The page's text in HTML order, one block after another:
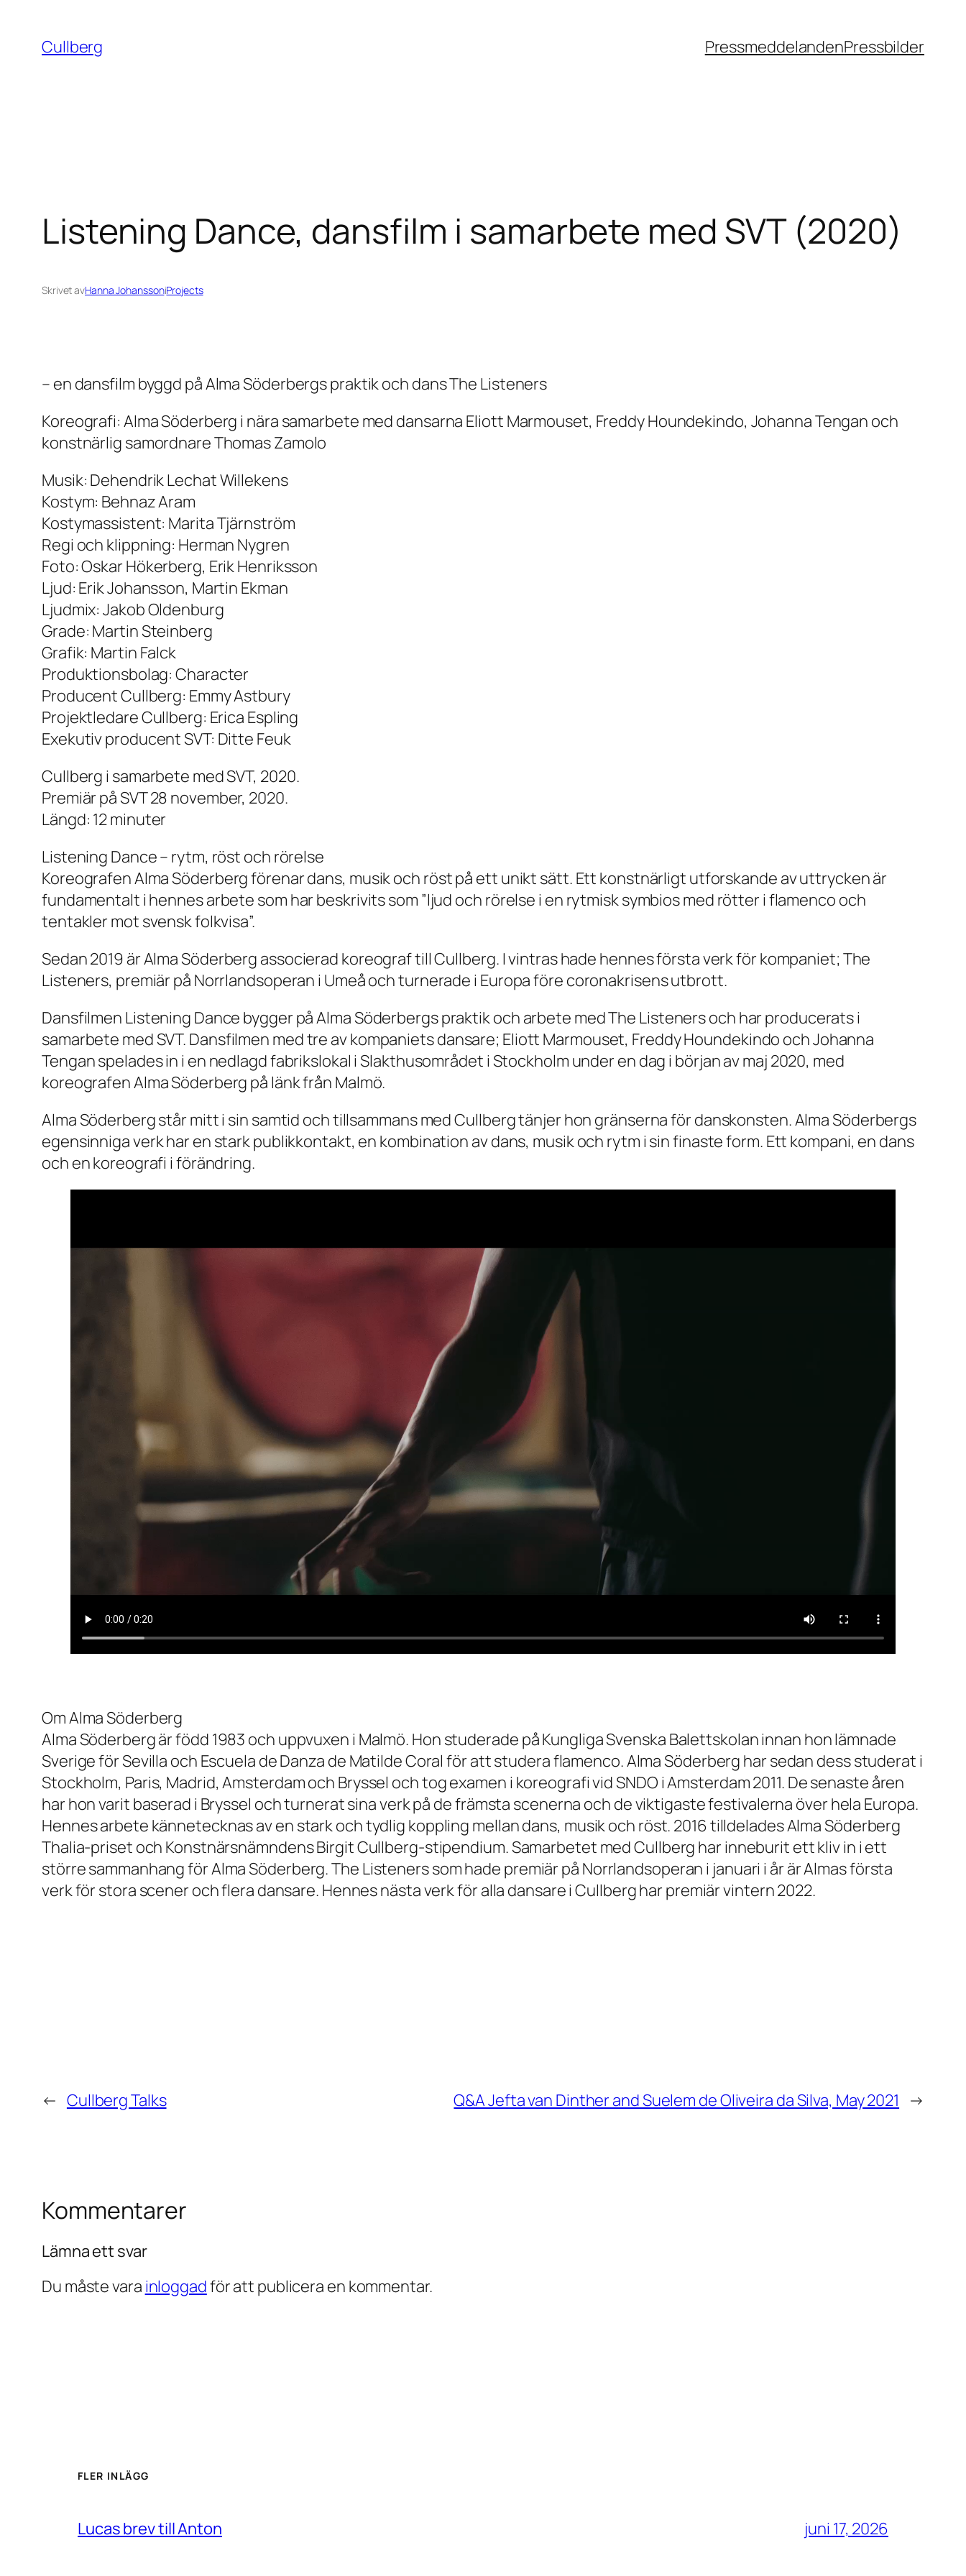
innehåll
Cullberg PressmeddelandenPressbilder
Listening Dance, dansfilm i samarbete med SVT (2020)
Skrivet avHanna JohanssoniProjects
– en dansfilm byggd på Alma Söderbergs praktik och dans The Listeners
Koreografi: Alma Söderberg i nära samarbete med dansarna Eliott Marmouset, Freddy Houndekindo, Johanna Tengan och
konstnärlig samordnare Thomas Zamolo
Musik: Dehendrik Lechat Willekens
Kostym: Behnaz Aram
Kostymassistent: Marita Tjärnström
Regi och klippning: Herman Nygren
Foto: Oskar Hökerberg, Erik Henriksson
Ljud: Erik Johansson, Martin Ekman
Ljudmix: Jakob Oldenburg
Grade: Martin Steinberg
Grafik: Martin Falck
Produktionsbolag: Character
Producent Cullberg: Emmy Astbury
Projektledare Cullberg: Erica Espling
Exekutiv producent SVT: Ditte Feuk
Cullberg i samarbete med SVT, 2020.
Premiär på SVT 28 november, 2020.
Längd: 12 minuter
Listening Dance – rytm, röst och rörelse
Koreografen Alma Söderberg förenar dans, musik och röst på ett unikt sätt. Ett konstnärligt utforskande av uttrycken är
fundamentalt i hennes arbete som har beskrivits som ”ljud och rörelse i en rytmisk symbios med rötter i flamenco och
tentakler mot svensk folkvisa”.
Sedan 2019 är Alma Söderberg associerad koreograf till Cullberg. I vintras hade hennes första verk för kompaniet; The
Listeners, premiär på Norrlandsoperan i Umeå och turnerade i Europa före coronakrisens utbrott.
Dansfilmen Listening Dance bygger på Alma Söderbergs praktik och arbete med The Listeners och har producerats i
samarbete med SVT. Dansfilmen med tre av kompaniets dansare; Eliott Marmouset, Freddy Houndekindo och Johanna
Tengan spelades in i en nedlagd fabrikslokal i Slakthusområdet i Stockholm under en dag i början av maj 2020, med
koreografen Alma Söderberg på länk från Malmö.
Alma Söderberg står mitt i sin samtid och tillsammans med Cullberg tänjer hon gränserna för danskonsten. Alma Söderbergs
egensinniga verk har en stark publikkontakt, en kombination av dans, musik och rytm i sin finaste form. Ett kompani, en dans
och en koreografi i förändring.
Om Alma Söderberg
Alma Söderberg är född 1983 och uppvuxen i Malmö. Hon studerade på Kungliga Svenska Balettskolan innan hon lämnade
Sverige för Sevilla och Escuela de Danza de Matilde Coral för att studera flamenco. Alma Söderberg har sedan dess studerat i
Stockholm, Paris, Madrid, Amsterdam och Bryssel och tog examen i koreografi vid SNDO i Amsterdam 2011. De senaste åren
har hon varit baserad i Bryssel och turnerat sina verk på de främsta scenerna och de viktigaste festivalerna över hela Europa.
Hennes arbete kännetecknas av en stark och tydlig koppling mellan dans, musik och röst. 2016 tilldelades Alma Söderberg
Thalia-priset och Konstnärsnämndens Birgit Cullberg-stipendium. Samarbetet med Cullberg har inneburit ett kliv in i ett
större sammanhang för Alma Söderberg. The Listeners som hade premiär på Norrlandsoperan i januari i år är Almas första
verk för stora scener och flera dansare. Hennes nästa verk för alla dansare i Cullberg har premiär vintern 2022.
← Cullberg Talks Q&A Jefta van Dinther and Suelem de Oliveira da Silva, May 2021 →
Kommentarer
Lämna ett svar
Du måste vara inloggadför att publicera en kommentar.
FLER INLÄGG
Lucas brev till Anton juni 17, 2026